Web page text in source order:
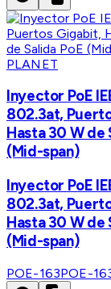
PLANET
Inyector PoE
802.3at,
Hasta 30 W de
(Mid-span)
Inyector PoE
802.3at,
Hasta 30 W de
(Mid-span)
POE-163POE-